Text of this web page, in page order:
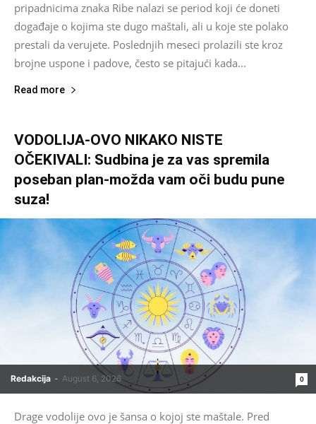
pripadnicima znaka Ribe nalazi se period koji će doneti
događaje o kojima ste dugo maštali, ali u koje ste polako
prestali da verujete. Poslednjih meseci prolazili ste kroz
brojne uspone i padove, često se pitajući kada...
Read more
VODOLIJA-OVO NIKAKO NISTE
OČEKIVALI: Sudbina je za vas spremila
poseban plan-možda vam oči budu pune
suza!
Redakcija - August 6, 2026 0
Drage vodolije ovo je šansa o kojoj ste maštale. Pred